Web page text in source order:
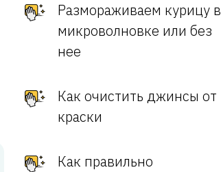
Размораживаем курицу в
микроволновке или без
нее
Как очистить джинсы от
краски
Как правильно